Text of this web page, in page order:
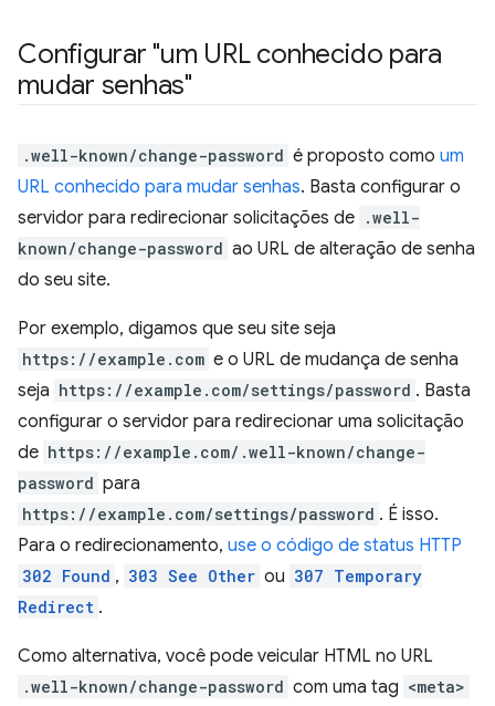
Configurar "um URL conhecido para
mudar senhas"
.well-known/change-password é proposto como um
URL conhecido para mudar senhas. Basta configurar o
servidor para redirecionar solicitações de .well-
known/change-password ao URL de alteração de senha
do seu site.
Por exemplo, digamos que seu site seja
https://example.com e o URL de mudança de senha
seja https://example.com/settings/password . Basta
configurar o servidor para redirecionar uma solicitação
de https://example.com/.well-known/change-
password para
https://example.com/settings/password . É isso.
Para o redirecionamento, use o código de status HTTP
302 Found , 303 See Other ou 307 Temporary
Redirect .
Como alternativa, você pode veicular HTML no URL
.well-known/change-password com uma tag <meta>